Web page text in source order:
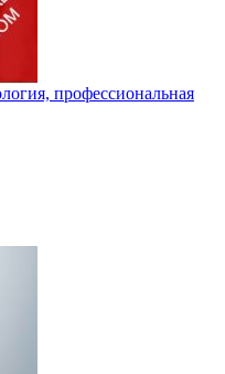
профессиональная